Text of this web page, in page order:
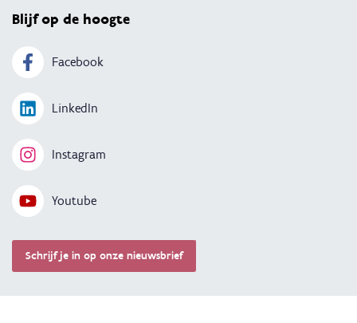
werkbezoek.
Blijf op de hoogte
Facebook
LinkedIn
Instagram
Youtube
Schrijf je in op onze nieuwsbrief